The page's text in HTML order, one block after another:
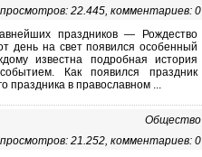
просмотров: 22.445, комментариев: 0
праздников — Рождество
день на свет появился особенный
известна подробная история
Как появился праздник
праздника в православном ...
Общество
просмотров: 21.252, комментариев: 0